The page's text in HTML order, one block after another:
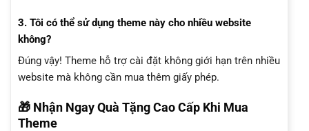
3. Tôi có thể sử dụng theme này cho nhiều website
không?
Đúng vậy! Theme hỗ trợ cài đặt không giới hạn trên nhiều
website mà không cần mua thêm giấy phép.
🎁 Nhận Ngay Quà Tặng Cao Cấp Khi Mua
Theme